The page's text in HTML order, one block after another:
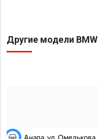
Другие модели BMW